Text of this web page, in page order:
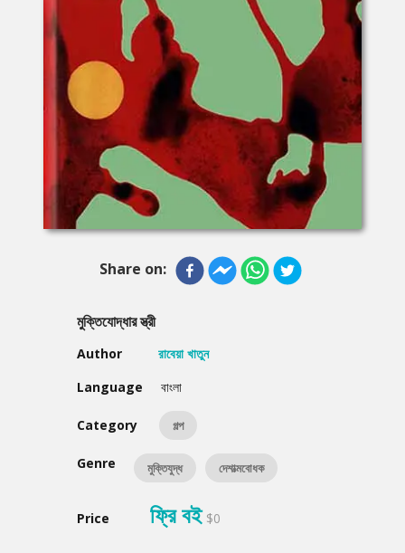
Share on:
মুক্তিযোদ্ধার স্ত্রী
Author
রাবেয়া খাতুন
Language
বাংলা
Category গল্প
Genre মুক্তিযুদ্ধ দেশাত্মবোধক
Price ফ্রি বই $0